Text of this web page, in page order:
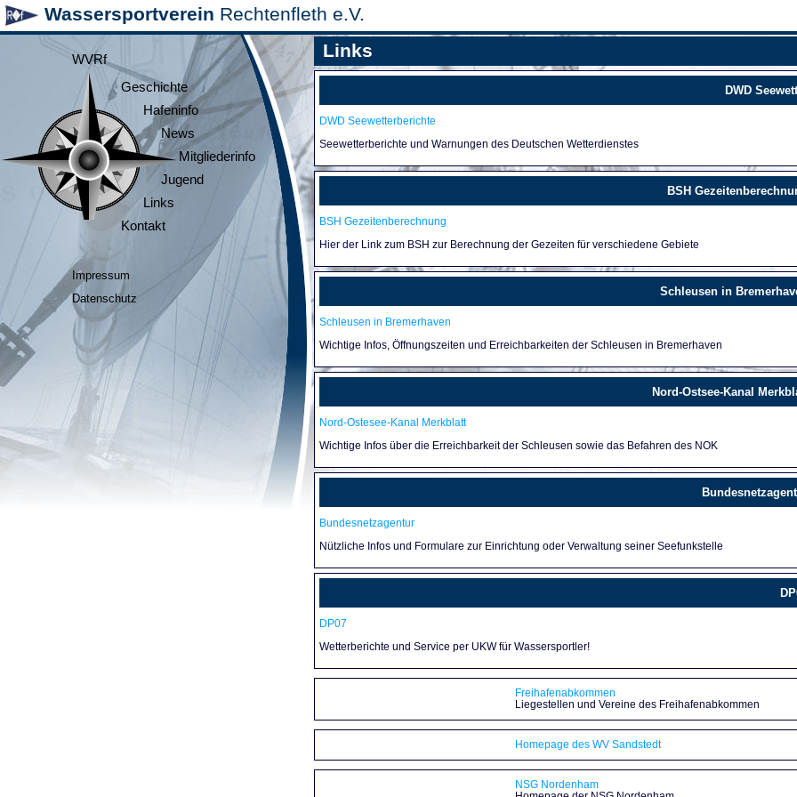
Wassersportverein Rechtenfleth e.V.
WVRf
Geschichte
Hafeninfo
News
Mitgliederinfo
Jugend
Links
Kontakt
Impressum
Datenschutz
Links
DWD
DWD Seewetterberichte
Seewetterberichte und Warnungen des Deutschen Wetterdienstes
BSH
BSH Gezeitenberechnung
Hier der Link zum BSH zur Berechnung der Gezeiten für verschiedene Gebiete
Schleusen in
Schleusen in Bremerhaven
Wichtige Infos, Öffnungszeiten und Erreichbarkeiten der Schleusen in Bremerhaven
Nord-Ostsee-Kanal
Nord-Ostesee-Kanal Merkblatt
Wichtige Infos über die Erreichbarkeit der Schleusen sowie das Befahren des NOK
Bundesnetzagentur
Nützliche Infos und Formulare zur Einrichtung oder Verwaltung seiner Seefunkstelle
DP07
Wetterberichte und Service per UKW für Wassersportler!
Freihafenabkommen
Liegestellen und Vereine des Freihafenabkommen
Homepage des WV Sandstedt
NSG Nordenham